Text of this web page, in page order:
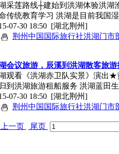
采莲路线┼建始到洪湖体验洪
传统教育学习 洪湖是目前我国
07-30 18:50 [湖北荆州]
荆州中国国际旅行社洪湖门市
会议旅游，辰溪到洪湖散客旅游
观看《洪湖赤卫队实景》演出
到洪湖旅游租船服务 洪湖蓝田
07-30 18:50 [湖北荆州]
荆州中国国际旅行社洪湖门市
上一页 尾页